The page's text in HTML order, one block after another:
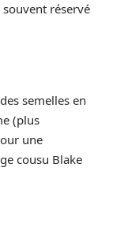
réservé
semelles en
(plus
une
cousu Blake